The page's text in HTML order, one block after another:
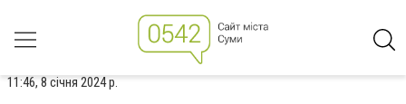
11:46, 8 січня 2024 р.